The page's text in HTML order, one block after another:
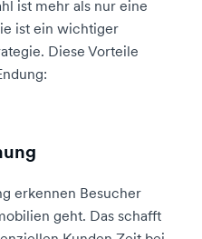
ist mehr als nur eine
ist ein wichtiger
Diese Vorteile
erkennen Besucher
geht. Das schafft